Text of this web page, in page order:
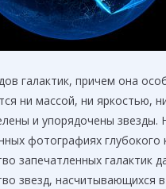
галактик, причем она
ни массой, ни яркостью,
и упорядочены звезды.
фотографиях глубокого
запечатленных галактик
звезд, насчитывающихся